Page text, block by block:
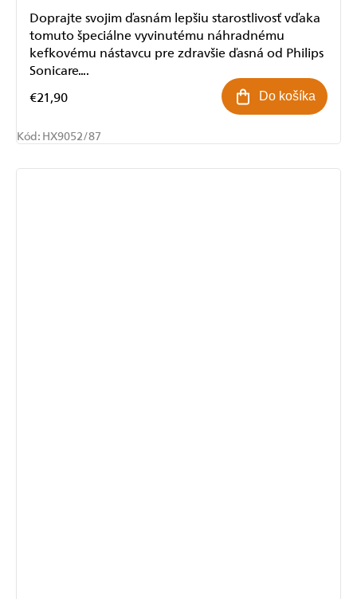
€21,90 Do košíka
Doprajte svojim ďasnám lepšiu starostlivosť vďaka
tomuto špeciálne vyvinutému náhradnému
kefkovému nástavcu pre zdravšie ďasná od Philips
Sonicare....
Kód: HX9052/87